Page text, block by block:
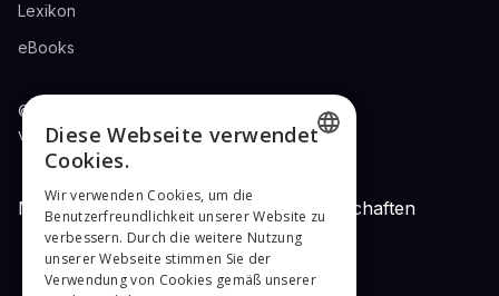
Lexikon
eBooks
© 2024 ZAUBAR UG. Alle Rechte
vorbehalten.
Mitgliedschaften und Netzwerkpartnerschaften
GERMAN
Diese Webseite verwendet
Cookies.
Wir verwenden Cookies, um die
Benutzerfreundlichkeit unserer Website zu
verbessern. Durch die weitere Nutzung
unserer Webseite stimmen Sie der
Verwendung von Cookies gemäß unserer